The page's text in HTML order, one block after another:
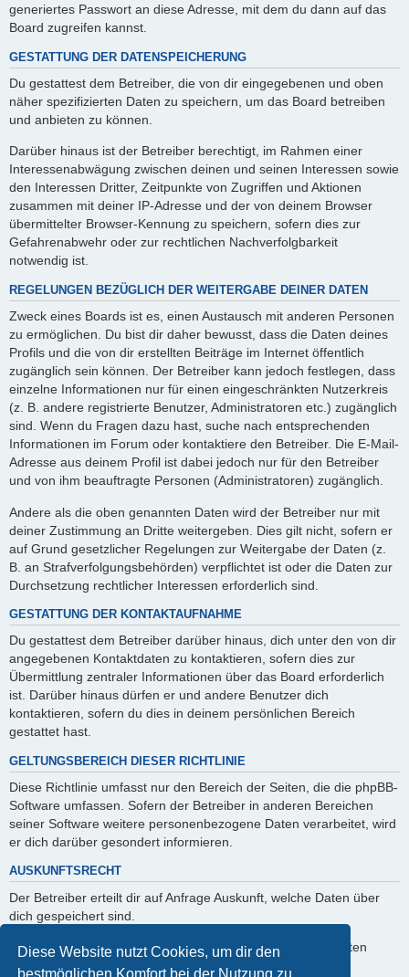
Diese Website nutzt Cookies, um dir den
bestmöglichen Komfort bei der Nutzung zu
generiertes Passwort an diese Adresse, mit dem du dann auf das
Board zugreifen kannst.
GESTATTUNG DER DATENSPEICHERUNG
Du gestattest dem Betreiber, die von dir eingegebenen und oben
näher spezifizierten Daten zu speichern, um das Board betreiben
und anbieten zu können.
Darüber hinaus ist der Betreiber berechtigt, im Rahmen einer
Interessenabwägung zwischen deinen und seinen Interessen sowie
den Interessen Dritter, Zeitpunkte von Zugriffen und Aktionen
zusammen mit deiner IP-Adresse und der von deinem Browser
übermittelter Browser-Kennung zu speichern, sofern dies zur
Gefahrenabwehr oder zur rechtlichen Nachverfolgbarkeit
notwendig ist.
REGELUNGEN BEZÜGLICH DER WEITERGABE DEINER DATEN
Zweck eines Boards ist es, einen Austausch mit anderen Personen
zu ermöglichen. Du bist dir daher bewusst, dass die Daten deines
Profils und die von dir erstellten Beiträge im Internet öffentlich
zugänglich sein können. Der Betreiber kann jedoch festlegen, dass
einzelne Informationen nur für einen eingeschränkten Nutzerkreis
(z. B. andere registrierte Benutzer, Administratoren etc.) zugänglich
sind. Wenn du Fragen dazu hast, suche nach entsprechenden
Informationen im Forum oder kontaktiere den Betreiber. Die E-Mail-
Adresse aus deinem Profil ist dabei jedoch nur für den Betreiber
und von ihm beauftragte Personen (Administratoren) zugänglich.
Andere als die oben genannten Daten wird der Betreiber nur mit
deiner Zustimmung an Dritte weitergeben. Dies gilt nicht, sofern er
auf Grund gesetzlicher Regelungen zur Weitergabe der Daten (z.
B. an Strafverfolgungsbehörden) verpflichtet ist oder die Daten zur
Durchsetzung rechtlicher Interessen erforderlich sind.
GESTATTUNG DER KONTAKTAUFNAHME
Du gestattest dem Betreiber darüber hinaus, dich unter den von dir
angegebenen Kontaktdaten zu kontaktieren, sofern dies zur
Übermittlung zentraler Informationen über das Board erforderlich
ist. Darüber hinaus dürfen er und andere Benutzer dich
kontaktieren, sofern du dies in deinem persönlichen Bereich
gestattet hast.
GELTUNGSBEREICH DIESER RICHTLINIE
Diese Richtlinie umfasst nur den Bereich der Seiten, die die phpBB-
Software umfassen. Sofern der Betreiber in anderen Bereichen
seiner Software weitere personenbezogene Daten verarbeitet, wird
er dich darüber gesondert informieren.
AUSKUNFTSRECHT
Der Betreiber erteilt dir auf Anfrage Auskunft, welche Daten über
dich gespeichert sind.
Du kannst jederzeit die Löschung bzw. Sperrung deiner Daten
verlangen. Kontaktiere hierzu bitte den Betreiber.